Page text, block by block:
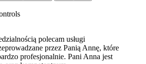
polecam usługi
przez Panią Annę, które
profesjonalnie. Pani Anna jest